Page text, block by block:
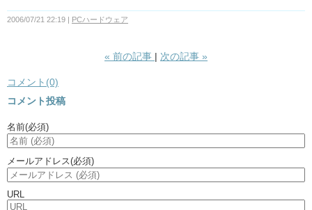
2006/07/21 22:19 PCハードウェア
« 前の記事 次の記事 »
コメント(0)
コメント投稿
名前(必須)
メールアドレス(必須)
URL